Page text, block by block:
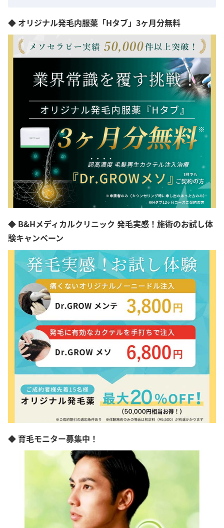
◆ オリジナル発毛内服薬「Hタブ」3ヶ月分無料
◆ B&Hメディカルクリニック 発毛実感！施術のお試し体
験キャンペーン
◆ 育毛モニター募集中！